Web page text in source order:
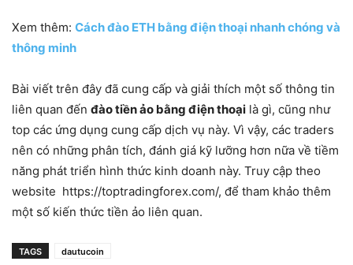
Xem thêm: Cách đào ETH bằng điện thoại nhanh chóng và
thông minh
Bài viết trên đây đã cung cấp và giải thích một số thông tin
liên quan đến đào tiền ảo bằng điện thoại là gì, cũng như
top các ứng dụng cung cấp dịch vụ này. Vì vậy, các traders
nên có những phân tích, đánh giá kỹ lưỡng hơn nữa về tiềm
năng phát triển hình thức kinh doanh này. Truy cập theo
website https://toptradingforex.com/, để tham khảo thêm
một số kiến thức tiền ảo liên quan.
TAGS dautucoin